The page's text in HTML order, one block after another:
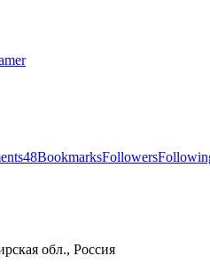
48BookmarksFollowers
обл., Россия